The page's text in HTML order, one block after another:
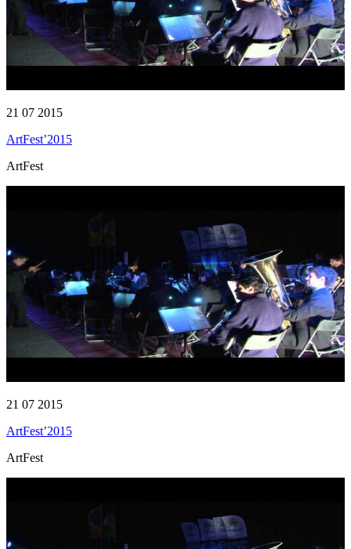
21 07 2015
ArtFest’2015
ArtFest
21 07 2015
ArtFest’2015
ArtFest